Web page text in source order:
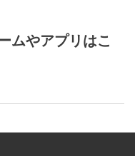
ムやアプリはこ